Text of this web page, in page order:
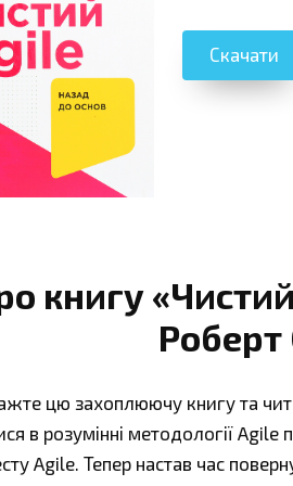
Скачати
книгу
Роберт
цю захоплюючу книгу та
в розумінні методології
Agile. Тепер настав час